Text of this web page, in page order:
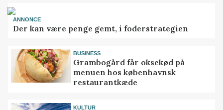
ANNONCE
Der kan være penge gemt, i foderstrategien
BUSINESS
Grambogård får oksekød på
menuen hos københavnsk
restaurantkæde
KULTUR